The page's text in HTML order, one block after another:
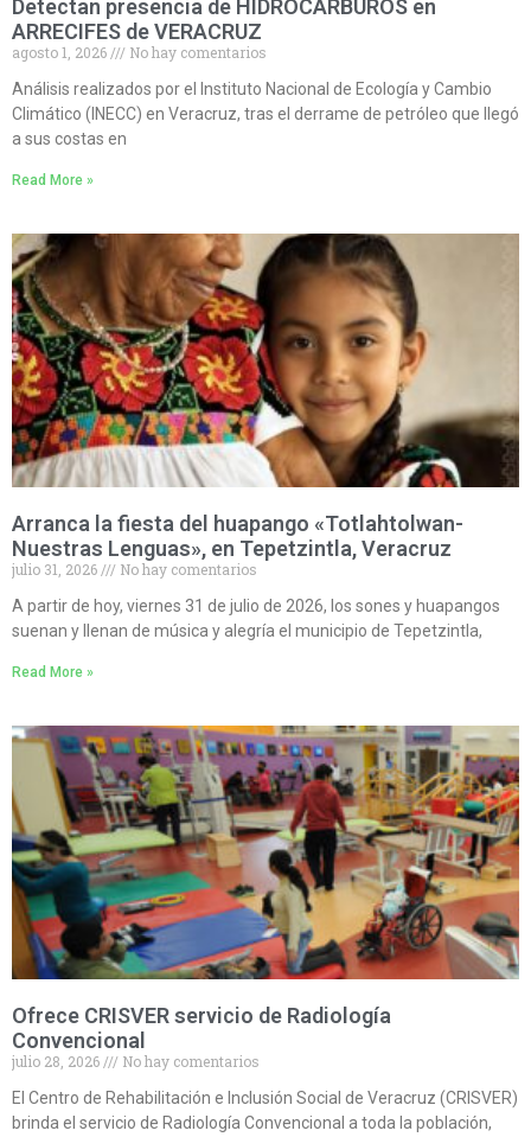
Detectan presencia de HIDROCARBUROS en
ARRECIFES de VERACRUZ
agosto 1, 2026
No hay comentarios
Análisis realizados por el Instituto Nacional de Ecología y Cambio
Climático (INECC) en Veracruz, tras el derrame de petróleo que llegó
a sus costas en
Read More »
Arranca la fiesta del huapango «Totlahtolwan-
Nuestras Lenguas», en Tepetzintla, Veracruz
julio 31, 2026
No hay comentarios
A partir de hoy, viernes 31 de julio de 2026, los sones y huapangos
suenan y llenan de música y alegría el municipio de Tepetzintla,
Read More »
Ofrece CRISVER servicio de Radiología
Convencional
julio 28, 2026
No hay comentarios
El Centro de Rehabilitación e Inclusión Social de Veracruz (CRISVER)
brinda el servicio de Radiología Convencional a toda la población,